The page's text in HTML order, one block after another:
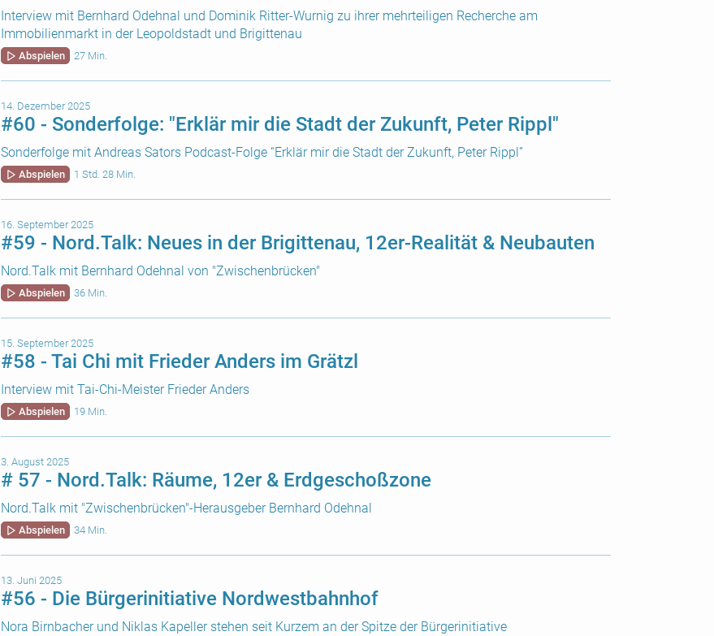
Interview mit Bernhard Odehnal und Dominik Ritter-Wurnig zu ihrer mehrteiligen Recherche am
Immobilienmarkt in der Leopoldstadt und Brigittenau
Abspielen 27 Min.
14. Dezember 2025
#60 - Sonderfolge: "Erklär mir die Stadt der Zukunft, Peter Rippl"
Sonderfolge mit Andreas Sators Podcast-Folge “Erklär mir die Stadt der Zukunft, Peter Rippl”
Abspielen 1 Std. 28 Min.
16. September 2025
#59 - Nord.Talk: Neues in der Brigittenau, 12er-Realität & Neubauten
Nord.Talk mit Bernhard Odehnal von "Zwischenbrücken"
Abspielen 36 Min.
15. September 2025
#58 - Tai Chi mit Frieder Anders im Grätzl
Interview mit Tai-Chi-Meister Frieder Anders
Abspielen 19 Min.
3. August 2025
# 57 - Nord.Talk: Räume, 12er & Erdgeschoßzone
Nord.Talk mit "Zwischenbrücken"-Herausgeber Bernhard Odehnal
Abspielen 34 Min.
13. Juni 2025
#56 - Die Bürgerinitiative Nordwestbahnhof
Nora Birnbacher und Niklas Kapeller stehen seit Kurzem an der Spitze der Bürgerinitiative